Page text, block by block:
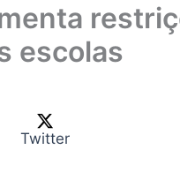
escolas
Twitter